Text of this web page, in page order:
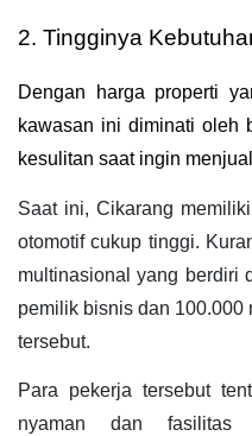
2. Tingginya
Dengan harga properti
kawasan ini diminati oleh
kesulitan saat ingin
Saat ini, Cikarang
otomotif cukup tinggi.
multinasional yang berdiri
pemilik bisnis dan 100.000
tersebut.
Para pekerja tersebut
nyaman dan fasilitas